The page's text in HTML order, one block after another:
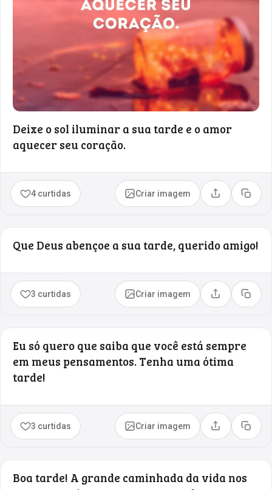
Deixe o sol iluminar a sua tarde e o amor
aquecer seu coração.
4 curtidas Criar imagem Compartilhar
Copiar
Que Deus abençoe a sua tarde, querido amigo!
3 curtidas Criar imagem Compartilhar
Copiar
Eu só quero que saiba que você está sempre
em meus pensamentos. Tenha uma ótima
tarde!
3 curtidas Criar imagem Compartilhar
Copiar
Boa tarde! A grande caminhada da vida nos